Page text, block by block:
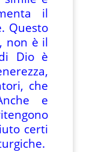
il
Questo
non è il
Dio è
che
e
certi